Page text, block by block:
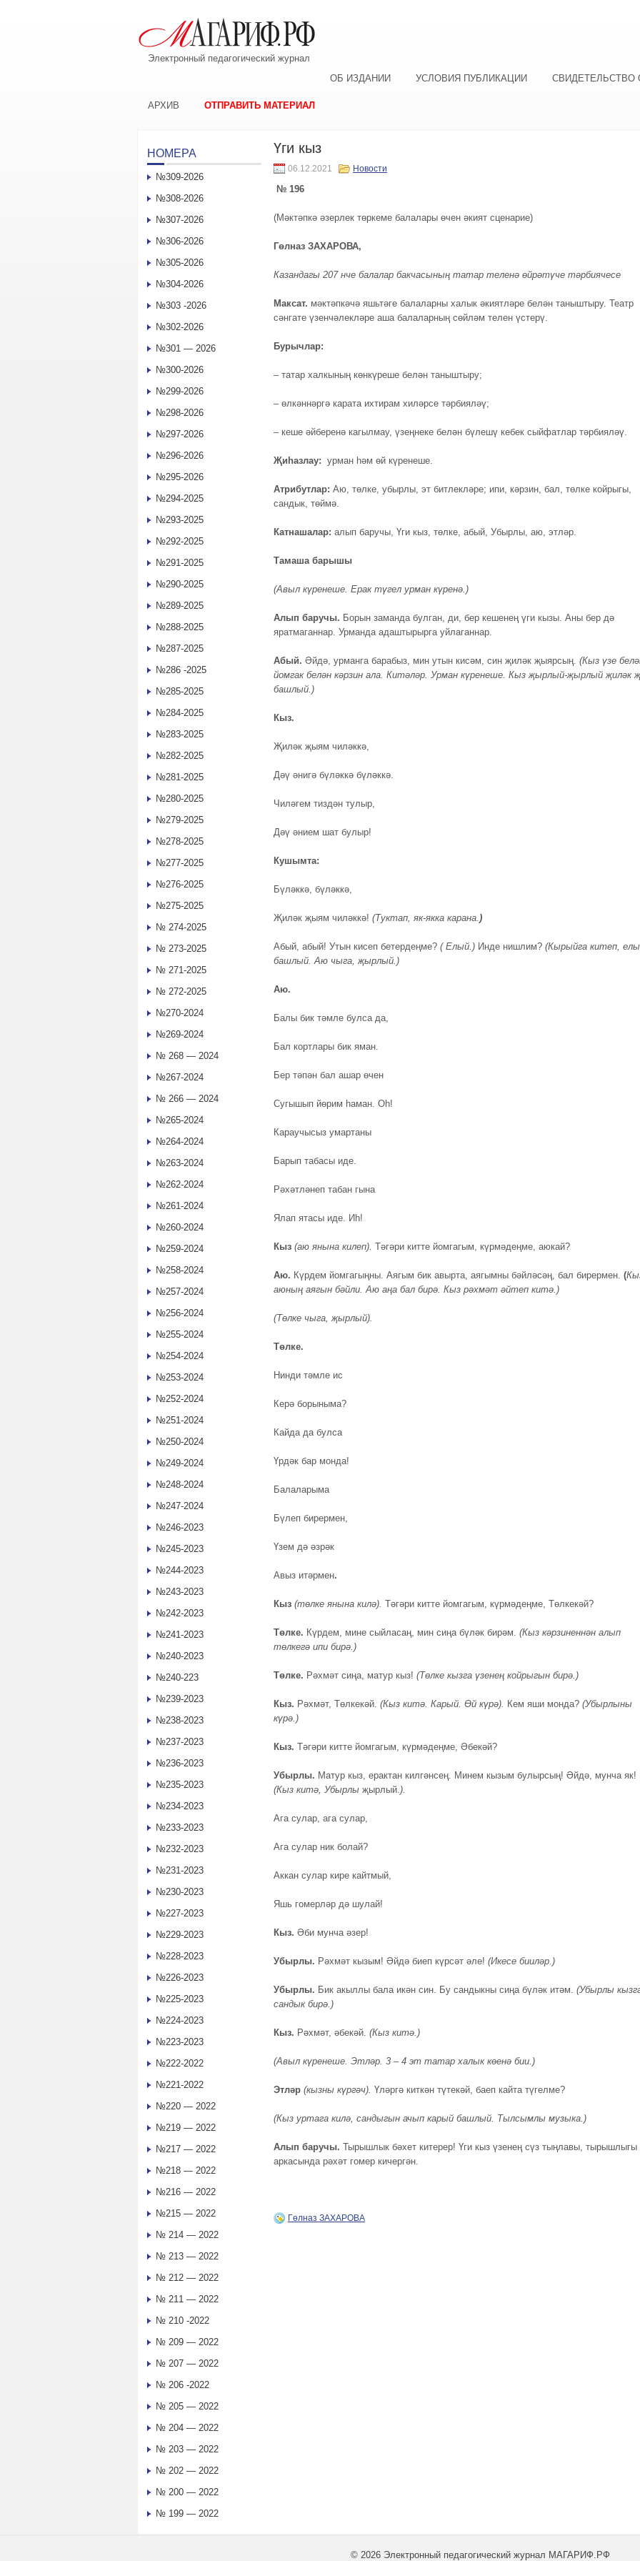
Электронный педагогический журнал
ОБ ИЗДАНИИ
УСЛОВИЯ ПУБЛИКАЦИИ СВИДЕТЕЛЬСТВО
АРХИВ ОТПРАВИТЬ МАТЕРИАЛ
Үги кыз
06.12.2021 Новости
№ 196
(Мәктәпкә әзерлек төркеме балалары өчен әкият сценарие)
Гөлназ ЗАХАРОВА,
Казандагы 207 нче балалар бакчасының татар теленә өйрәтүче тәрбиячесе
Максат. мәктәпкәчә яшьтәге балаларны халык әкиятләре белән таныштыру. Театр
сәнгате үзенчәлекләре аша балаларның сөйләм телен үстерү.
Бурычлар:
– татар халкының көнкүреше белән таныштыру;
– өлкәннәргә карата ихтирам хиләрсе тәрбияләү;
– кеше әйберенә кагылмау, үзеңнеке белән бүлешү кебек сыйфатлар тәрбияләү.
Җиһазлау: урман һәм өй күренеше.
Атрибутлар: Аю, төлке, убырлы, эт битлекләре; ипи, кәрзин, бал, төлке койрыгы,
сандык, төймә.
Катнашалар: алып баручы, Үги кыз, төлке, абый, Убырлы, аю, этләр.
Тамаша барышы
(Авыл күренеше. Ерак түгел урман күренә.)
Алып баручы. Борын заманда булган, ди, бер кешенең үги кызы. Аны бер дә
яратмаганнар. Урманда адаштырырга уйлаганнар.
Абый. Әйдә, урманга барабыз, мин утын кисәм, син җиләк җыярсың. (Кыз үзе
йомгак белән кәрзин ала. Китәләр. Урман күренеше. Кыз җырлый-җырлый җиләк
башлый.)
Кыз.
Җиләк җыям чиләккә,
Дәү әнигә бүләккә бүләккә.
Чиләгем тиздән тулыр,
Дәү әнием шат булыр!
Кушымта:
Бүләккә, бүләккә,
Җиләк җыям чиләккә! (Туктап, як-якка карана. )
Абый, абый! Утын кисеп бетердеңме? ( Елый.) Инде нишлим? (Кырыйга китеп,
башлый. Аю чыга, җырлый.)
Аю.
Балы бик тәмле булса да,
Бал кортлары бик яман.
Бер тәпән бал ашар өчен
Сугышып йөрим һаман. Оһ!
Караучысыз умартаны
Барып табасы иде.
Рәхәтләнеп табан гына
Ялап ятасы иде. Иһ!
Кыз (аю янына килеп). Тәгәри китте йомгагым, күрмәдеңме, аюкай?
Аю. Күрдем йомгагыңны. Аягым бик авырта, аягымны бәйләсәң, бал бирермен. (
аюның аягын бәйли. Аю аңа бал бирә. Кыз рәхмәт әйтеп китә.)
(Төлке чыга, җырлый).
Төлке.
Нинди тәмле ис
Керә борыныма?
Кайда да булса
Үрдәк бар монда!
Балаларыма
Бүлеп бирермен,
Үзем дә әзрәк
Авыз итәрмен.
Кыз (төлке янына килә). Тәгәри китте йомгагым, күрмәдеңме, Төлкекәй?
Төлке. Күрдем, мине сыйласаң, мин сиңа бүләк бирәм. (Кыз кәрзиненнән алып
төлкегә ипи бирә.)
Төлке. Рәхмәт сиңа, матур кыз! (Төлке кызга үзенең койрыгын бирә.)
Кыз. Рәхмәт, Төлкекәй. (Кыз китә. Карый. Өй күрә). Кем яши монда? (Убырлыны
күрә.)
Кыз. Тәгәри китте йомгагым, күрмәдеңме, Әбекәй?
Убырлы. Матур кыз, ерактан килгәнсең. Минем кызым булырсың! Әйдә, мунча як!
(Кыз китә, Убырлы җырлый.).
Ага сулар, ага сулар,
Ага сулар ник болай?
Аккан сулар кире кайтмый,
Яшь гомерләр дә шулай!
Кыз. Әби мунча әзер!
Убырлы. Рәхмәт кызым! Әйдә биеп күрсәт әле! (Икесе бииләр.)
Убырлы. Бик акыллы бала икән син. Бу сандыкны сиңа бүләк итәм. (Убырлы
сандык бирә.)
Кыз. Рәхмәт, әбекәй. (Кыз китә.)
(Авыл күренеше. Этләр. 3 – 4 эт татар халык көенә бии.)
Этләр (кызны күргәч). Үләргә киткән түтекәй, баеп кайта түгелме?
(Кыз уртага килә, сандыгын ачып карый башлый. Тылсымлы музыка.)
Алып баручы. Тырышлык бәхет китерер! Үги кыз үзенең сүз тыңлавы, тырышлыгы
аркасында рәхәт гомер кичергән.
Гөлназ ЗАХАРОВА
НОМЕРА
№309-2026
№308-2026
№307-2026
№306-2026
№305-2026
№304-2026
№303 -2026
№302-2026
№301 — 2026
№300-2026
№299-2026
№298-2026
№297-2026
№296-2026
№295-2026
№294-2025
№293-2025
№292-2025
№291-2025
№290-2025
№289-2025
№288-2025
№287-2025
№286 -2025
№285-2025
№284-2025
№283-2025
№282-2025
№281-2025
№280-2025
№279-2025
№278-2025
№277-2025
№276-2025
№275-2025
№ 274-2025
№ 273-2025
№ 271-2025
№ 272-2025
№270-2024
№269-2024
№ 268 — 2024
№267-2024
№ 266 — 2024
№265-2024
№264-2024
№263-2024
№262-2024
№261-2024
№260-2024
№259-2024
№258-2024
№257-2024
№256-2024
№255-2024
№254-2024
№253-2024
№252-2024
№251-2024
№250-2024
№249-2024
№248-2024
№247-2024
№246-2023
№245-2023
№244-2023
№243-2023
№242-2023
№241-2023
№240-2023
№240-223
№239-2023
№238-2023
№237-2023
№236-2023
№235-2023
№234-2023
№233-2023
№232-2023
№231-2023
№230-2023
№227-2023
№229-2023
№228-2023
№226-2023
№225-2023
№224-2023
№223-2023
№222-2022
№221-2022
№220 — 2022
№219 — 2022
№217 — 2022
№218 — 2022
№216 — 2022
№215 — 2022
№ 214 — 2022
№ 213 — 2022
№ 212 — 2022
№ 211 — 2022
№ 210 -2022
№ 209 — 2022
№ 207 — 2022
№ 206 -2022
№ 205 — 2022
№ 204 — 2022
№ 203 — 2022
№ 202 — 2022
№ 200 — 2022
№ 199 — 2022
© 2026 Электронный педагогический журнал МАГАРИФ.РФ